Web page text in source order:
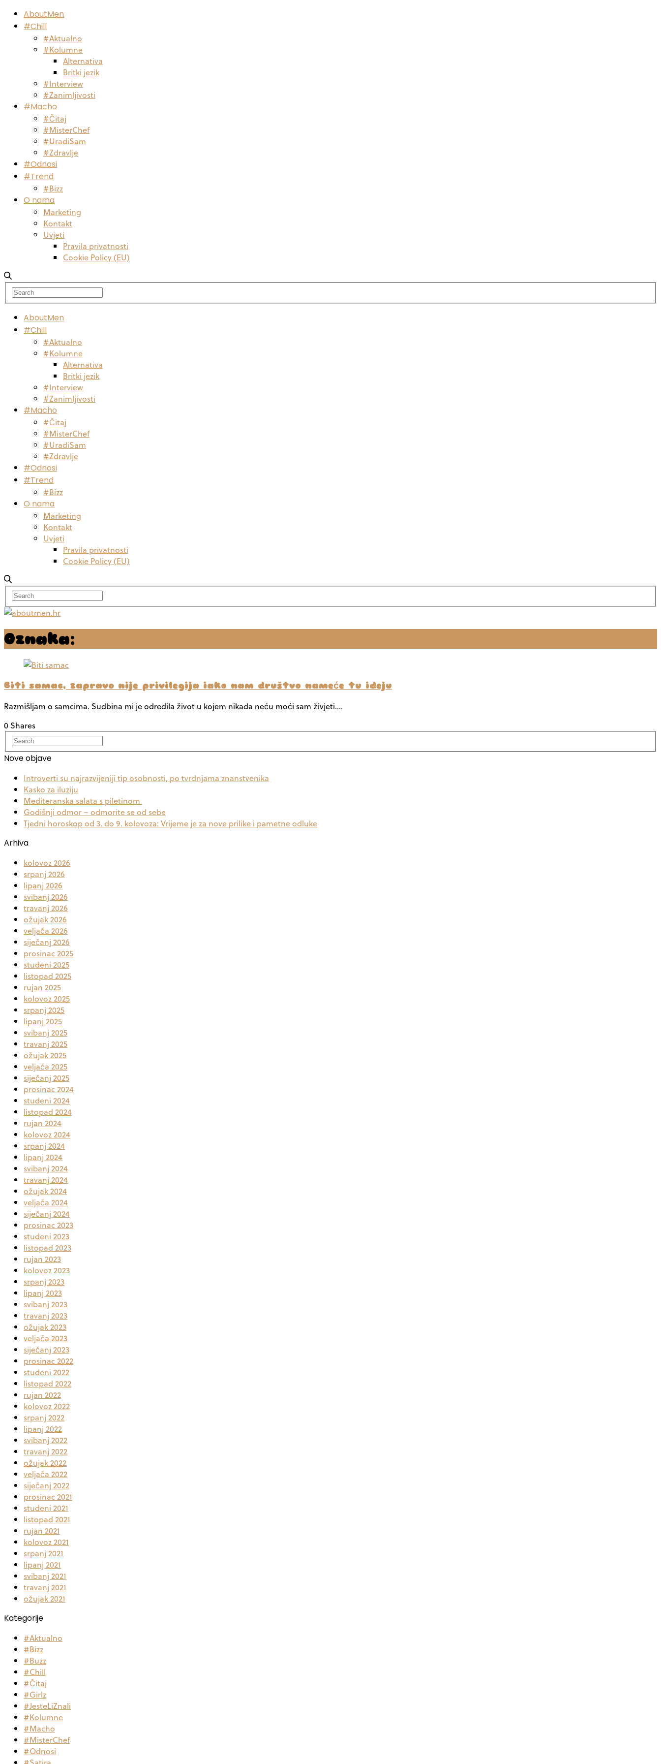
AboutMen
#Chill
#Aktualno
#Kolumne
Alternativa
Britki jezik
#Interview
#Zanimljivosti
#Macho
#Čitaj
#MisterChef
#UradiSam
#Zdravlje
#Odnosi
#Trend
#Bizz
O nama
Marketing
Kontakt
Uvjeti
Pravila privatnosti
Cookie Policy (EU)
AboutMen
#Chill
#Aktualno
#Kolumne
Alternativa
Britki jezik
#Interview
#Zanimljivosti
#Macho
#Čitaj
#MisterChef
#UradiSam
#Zdravlje
#Odnosi
#Trend
#Bizz
O nama
Marketing
Kontakt
Uvjeti
Pravila privatnosti
Cookie Policy (EU)
Oznaka:
Biti samac, zapravo nije privilegija iako nam društvo nameće tu ideju
Razmišljam o samcima. Sudbina mi je odredila život u kojem nikada neću moći sam živjeti.…
0 Shares
Nove objave
Introverti su najrazvijeniji tip osobnosti, po tvrdnjama znanstvenika
Kasko za iluziju
Mediteranska salata s piletinom
Godišnji odmor – odmorite se od sebe
Tjedni horoskop od 3. do 9. kolovoza: Vrijeme je za nove prilike i pametne odluke
Arhiva
kolovoz 2026
srpanj 2026
lipanj 2026
svibanj 2026
travanj 2026
ožujak 2026
veljača 2026
siječanj 2026
prosinac 2025
studeni 2025
listopad 2025
rujan 2025
kolovoz 2025
srpanj 2025
lipanj 2025
svibanj 2025
travanj 2025
ožujak 2025
veljača 2025
siječanj 2025
prosinac 2024
studeni 2024
listopad 2024
rujan 2024
kolovoz 2024
srpanj 2024
lipanj 2024
svibanj 2024
travanj 2024
ožujak 2024
veljača 2024
siječanj 2024
prosinac 2023
studeni 2023
listopad 2023
rujan 2023
kolovoz 2023
srpanj 2023
lipanj 2023
svibanj 2023
travanj 2023
ožujak 2023
veljača 2023
siječanj 2023
prosinac 2022
studeni 2022
listopad 2022
rujan 2022
kolovoz 2022
srpanj 2022
lipanj 2022
svibanj 2022
travanj 2022
ožujak 2022
veljača 2022
siječanj 2022
prosinac 2021
studeni 2021
listopad 2021
rujan 2021
kolovoz 2021
srpanj 2021
lipanj 2021
svibanj 2021
travanj 2021
ožujak 2021
Kategorije
#Aktualno
#Bizz
#Buzz
#Chill
#Čitaj
#Girlz
#JesteLiZnali
#Kolumne
#Macho
#MisterChef
#Odnosi